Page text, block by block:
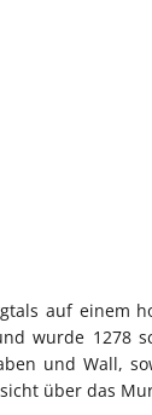
auf einem
wurde 1278
und Wall,
über das